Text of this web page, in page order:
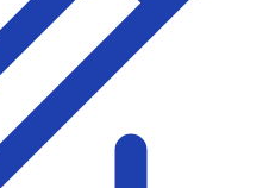
Рада перекладачів жестової
Рада директорів УТОГ
молодіжна Рада УТОГ